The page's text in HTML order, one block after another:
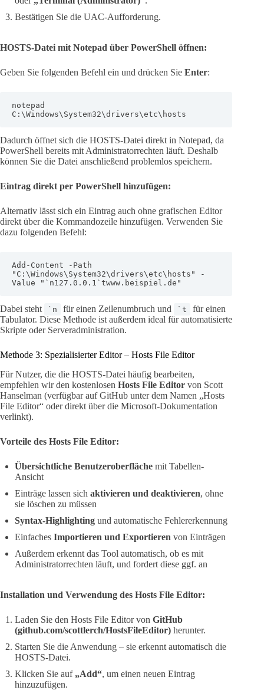
Bestätigen Sie die UAC-Aufforderung.
HOSTS-Datei mit Notepad über PowerShell öffnen:
Geben Sie folgenden Befehl ein und drücken Sie Enter:
notepad
C:\Windows\System32\drivers\etc\hosts
Dadurch öffnet sich die HOSTS-Datei direkt in Notepad, da
PowerShell bereits mit Administratorrechten läuft. Deshalb
können Sie die Datei anschließend problemlos speichern.
Eintrag direkt per PowerShell hinzufügen:
Alternativ lässt sich ein Eintrag auch ohne grafischen Editor
direkt über die Kommandozeile hinzufügen. Verwenden Sie
dazu folgenden Befehl:
Add-Content -Path
"C:\Windows\System32\drivers\etc\hosts" -
Value "`n127.0.0.1`twww.beispiel.de"
Dabei steht `n für einen Zeilenumbruch und `t
für einen
Tabulator. Diese Methode ist außerdem ideal für automatisierte
Skripte oder Serveradministration.
Methode 3: Spezialisierter Editor – Hosts File Editor
Für Nutzer, die die HOSTS-Datei häufig bearbeiten,
empfehlen wir den kostenlosen Hosts File Editor von Scott
Hanselman (verfügbar auf GitHub unter dem Namen „Hosts
File Editor“ oder direkt über die Microsoft-Dokumentation
verlinkt).
Vorteile des Hosts File Editor:
Übersichtliche Benutzeroberfläche mit Tabellen-
Ansicht
Einträge lassen sich aktivieren und deaktivieren, ohne
sie löschen zu müssen
Syntax-Highlighting und automatische Fehlererkennung
Einfaches Importieren und Exportieren von Einträgen
Außerdem erkennt das Tool automatisch, ob es mit
Administratorrechten läuft, und fordert diese ggf. an
Installation und Verwendung des Hosts File Editor:
Laden Sie den Hosts File Editor von GitHub
(github.com/scottlerch/HostsFileEditor) herunter.
Starten Sie die Anwendung – sie erkennt automatisch die
HOSTS-Datei.
Klicken Sie auf „Add“, um einen neuen Eintrag
hinzuzufügen.